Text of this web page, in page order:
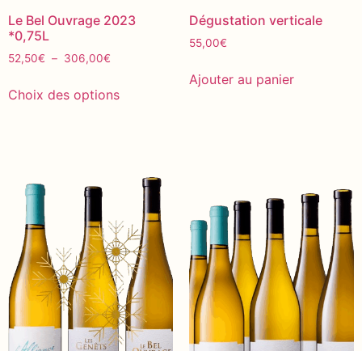
Le Bel Ouvrage 2023
*0,75L
52,50€ – 306,00€
Choix des options
Dégustation verticale
55,00€
Ajouter au panier